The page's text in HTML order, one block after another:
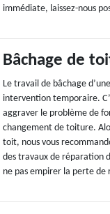
immédiate, laissez-nous
Bâchage de
Le travail de bâchage
intervention temporaire.
aggraver le problème de
changement de toiture.
toit, nous vous
des travaux de réparation
ne pas empirer la perte de